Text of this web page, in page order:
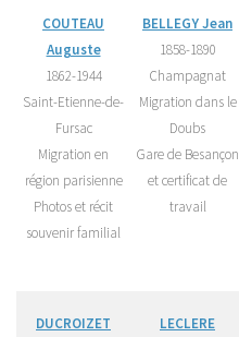
COUTEAU
Auguste
1862-1944
Saint-Etienne-de-
Fursac
Migration en
région parisienne
Photos et récit
souvenir familial
BELLEGY Jean
1858-1890
Champagnat
Migration dans le
Doubs
Gare de Besançon
et certificat de
travail
DUCROIZET
LECLERE